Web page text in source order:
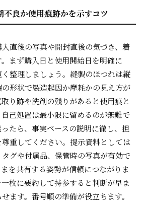
不良か使用痕跡かを示すコツ
直後の写真や開封直後の気づき、着
まず購入日と使用開始日を明確に
整理しましょう。縫製のほつれは縦
形状で製造起因か摩耗かの見え方が
り跡や洗剤の残りがあると使用痕と
己処置は最小限に留めるのが無難で
たら、事実ベースの説明に徹し、担
重してください。提示資料としては
グや付属品、保管時の写真が有効で
を共有する姿勢が信頼につながりま
枚に要約して持参すると判断が早ま
ます。番号順の準備が役立ちます。